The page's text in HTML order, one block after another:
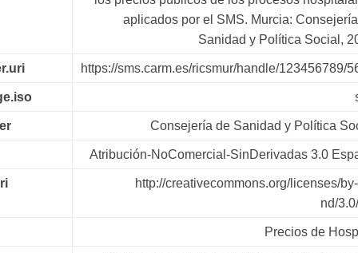
aplicados por el SMS. Murcia:
Sanidad y Política Social,
https://sms.carm.es/ricsmur/handle/123456789/
Consejería de Sanidad y Política
Atribución-NoComercial-SinDerivadas 3.0
http://creativecommons.org/licenses/
nd/
Precios de